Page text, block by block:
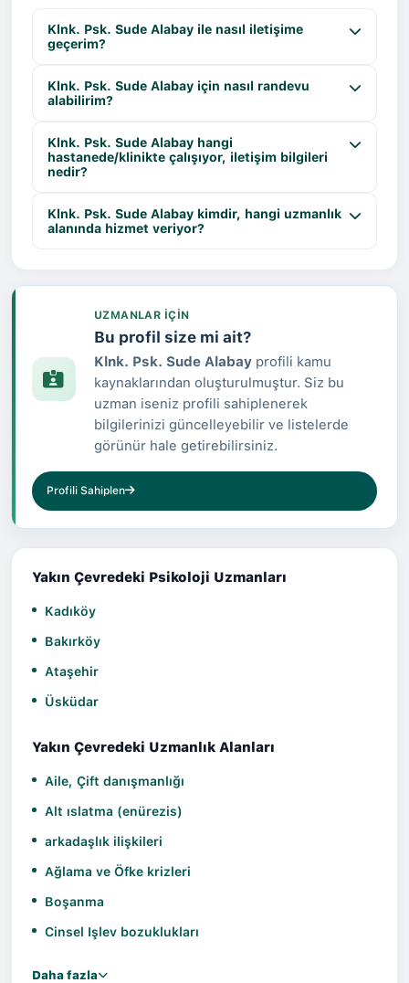
Klnk. Psk. Sude Alabay ile nasıl iletişime
geçerim?
Klnk. Psk. Sude Alabay için nasıl randevu
alabilirim?
Klnk. Psk. Sude Alabay hangi
hastanede/klinikte çalışıyor, iletişim bilgileri
nedir?
Klnk. Psk. Sude Alabay kimdir, hangi uzmanlık
alanında hizmet veriyor?
UZMANLAR IÇIN
Bu profil size mi ait?
Klnk. Psk. Sude Alabayprofili kamu
kaynaklarından oluşturulmuştur. Siz bu
uzman iseniz profili sahiplenerek
bilgilerinizi güncelleyebilir ve listelerde
görünür hale getirebilirsiniz.
Profili Sahiplen
Yakın Çevredeki Psikoloji Uzmanları
Kadıköy
Bakırköy
Ataşehir
Üsküdar
Yakın Çevredeki Uzmanlık Alanları
Aile, Çift danışmanlığı
Alt ıslatma (enürezis)
arkadaşlık ilişkileri
Ağlama ve Öfke krizleri
Boşanma
Cinsel Işlev bozuklukları
Daha fazla